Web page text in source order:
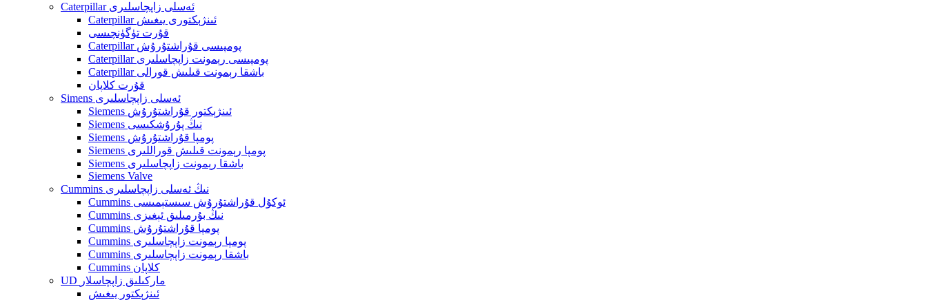
Caterpillar ئەسلى زاپچاسلىرى
Caterpillar ئىنژېكتورى يىغىش
قۇرت تۈگۈنچىسى
Caterpillar پومپىسى قۇراشتۇرۇش
Caterpillar پومپىسى رېمونت زاپچاسلىرى
Caterpillar باشقا رېمونت قىلىش قورالى
قۇرت كلاپان
Simens ئەسلى زاپچاسلىرى
Siemens ئىنژېكتور قۇراشتۇرۇش
Siemens نىڭ پۇرۇشكىسى
Siemens پومپا قۇراشتۇرۇش
Siemens پومپا رېمونت قىلىش قوراللىرى
Siemens باشقا رېمونت زاپچاسلىرى
Siemens Valve
Cummins نىڭ ئەسلى زاپچاسلىرى
Cummins ئوكۇل قۇراشتۇرۇش سىستېمىسى
Cummins نىڭ بۇرمىلىق ئېغىزى
Cummins پومپا قۇراشتۇرۇش
Cummins پومپا رېمونت زاپچاسلىرى
Cummins باشقا رېمونت زاپچاسلىرى
Cummins كلاپان
UD ماركىلىق زاپچاسلار
ئىنژېكتور يىغىش